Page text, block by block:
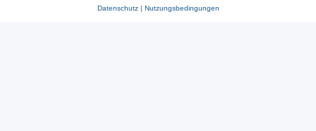
Datenschutz| Nutzungsbedingungen